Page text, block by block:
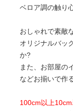
ベロア調の触り
おしゃれで素敵
オリジナルバッ
か?
また、お部屋の
などお揃いで作
100cm以上